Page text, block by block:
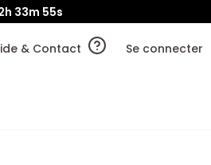
33m 53s
& Contact Se connecter